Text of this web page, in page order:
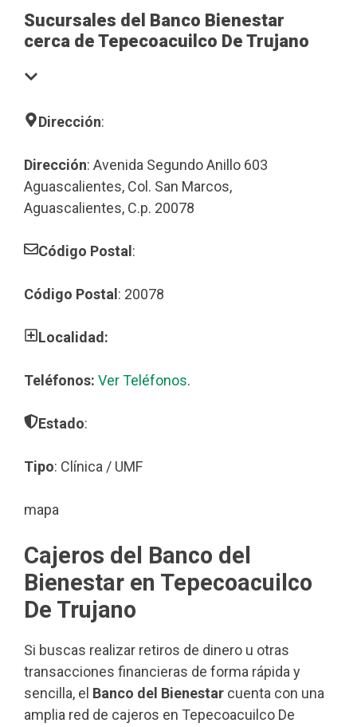
Sucursales del Banco Bienestar
cerca de Tepecoacuilco De Trujano
Dirección:
Dirección: Avenida Segundo Anillo 603
Aguascalientes, Col. San Marcos,
Aguascalientes, C.p. 20078
Código Postal :
Código Postal : 20078
Localidad:
Teléfonos: Ver Teléfonos.
Estado:
Tipo: Clínica / UMF
mapa
Cajeros del Banco del
Bienestar en Tepecoacuilco
De Trujano
Si buscas realizar retiros de dinero u otras
transacciones financieras de forma rápida y
sencilla, el Banco del Bienestar cuenta con una
amplia red de cajeros en Tepecoacuilco De